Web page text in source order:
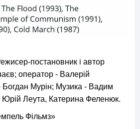
постановник і автор
оператор - Валерій
Мурін; Музика - Вадим
Леута, Катерина Феленюк.
Фільмз»